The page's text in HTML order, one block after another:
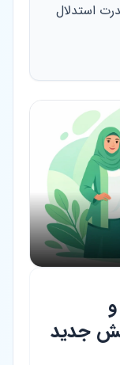
استدلال
جدید